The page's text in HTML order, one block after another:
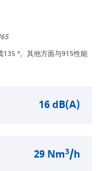
º。其他方面与915性能
16 dB(A)
29 Nm3/h